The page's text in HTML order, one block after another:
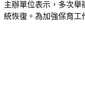
主辦單位表示，多次舉
統恢復。為加強保育工